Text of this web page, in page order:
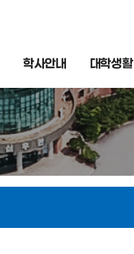
학사안내 대학생활